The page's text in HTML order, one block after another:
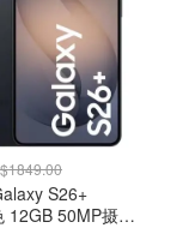
$1849.00
S26+
12GB 50MP摄像